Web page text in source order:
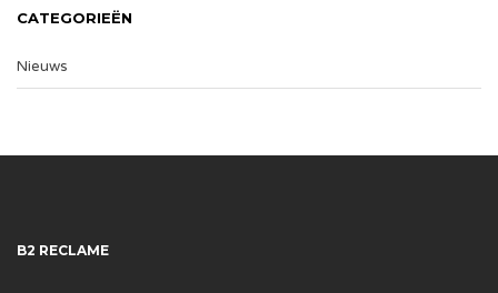
CATEGORIEËN
Nieuws
B2 RECLAME